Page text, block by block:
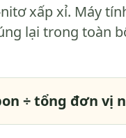
xấp xỉ. Máy
lại trong toàn
÷ tổng đơn vị